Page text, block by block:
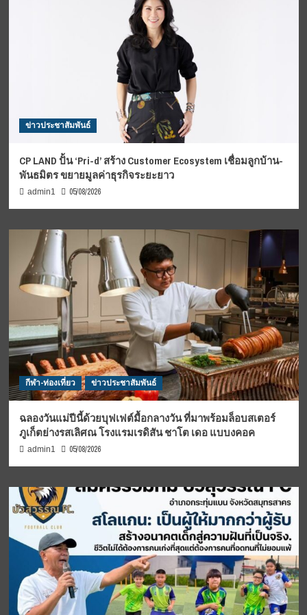
ข่าวประชาสัมพันธ์
CP LAND ปั้น ‘Pri-d’ สร้าง Customer Ecosystem เชื่อมลูกบ้าน-
พันธมิตร ขยายมูลค่าธุรกิจระยะยาว
admin1 05/08/2026
กีฬา-ท่องเที่ยว ข่าวประชาสัมพันธ์
ฉลองวันแม่ปีนี้ด้วยบุฟเฟต์มื้อกลางวัน ที่มาพร้อมล็อบสเตอร์
ภูเก็ตย่างรสเลิศณ โรงแรมเรดิสัน ชาโต เดอ แบบงคอค
admin1 05/08/2026